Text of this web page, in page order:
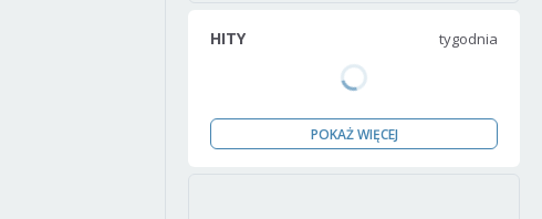
HITY tygodnia
POKAŻ WIĘCEJ